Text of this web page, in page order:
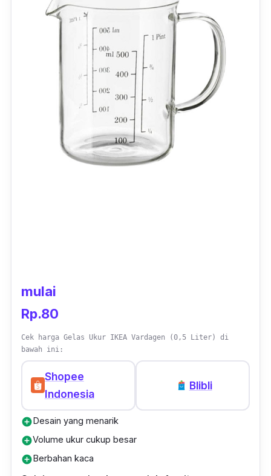
mulai
Rp.80
Cek harga Gelas Ukur IKEA Vardagen (0,5 Liter) di
bawah ini:
Shopee
Indonesia
Blibli
add_circleDesain yang menarik
add_circleVolume ukur cukup besar
add_circleBerbahan kaca